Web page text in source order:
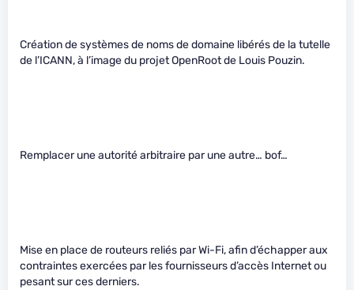
Création de systèmes de noms de domaine libérés de la tutelle
de l’ICANN, à l’image du projet OpenRoot de Louis Pouzin.
Remplacer une autorité arbitraire par une autre… bof…
Mise en place de routeurs reliés par Wi-Fi, afin d’échapper aux
contraintes exercées par les fournisseurs d’accès Internet ou
pesant sur ces derniers.